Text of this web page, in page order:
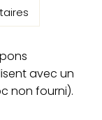
avec un
non fourni).